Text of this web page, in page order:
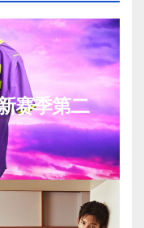
赛季第二